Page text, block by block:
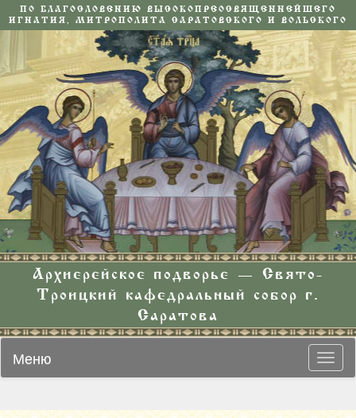
ПО БЛАГОСЛОВЕНИЮ ВЫСОКОПРЕОСВЯЩЕННЕЙШЕГО
ИГНАТИЯ, МИТРОПОЛИТА САРАТОВСКОГО И ВОЛЬСКОГО
Архиерейское подворье — Свято-
Троицкий кафедральный собор г.
Саратова
Меню